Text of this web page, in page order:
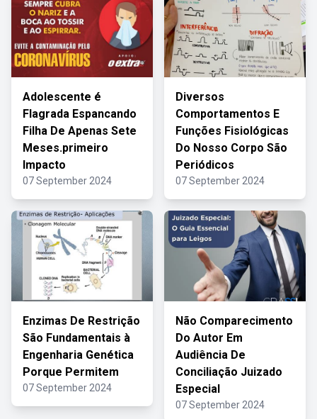
Adolescente é
Flagrada Espancando
Filha De Apenas Sete
Meses.primeiro
Impacto
07 September 2024
Diversos
Comportamentos E
Funções Fisiológicas
Do Nosso Corpo São
Periódicos
07 September 2024
Enzimas De Restrição
São Fundamentais à
Engenharia Genética
Porque Permitem
07 September 2024
Não Comparecimento
Do Autor Em
Audiência De
Conciliação Juizado
Especial
07 September 2024